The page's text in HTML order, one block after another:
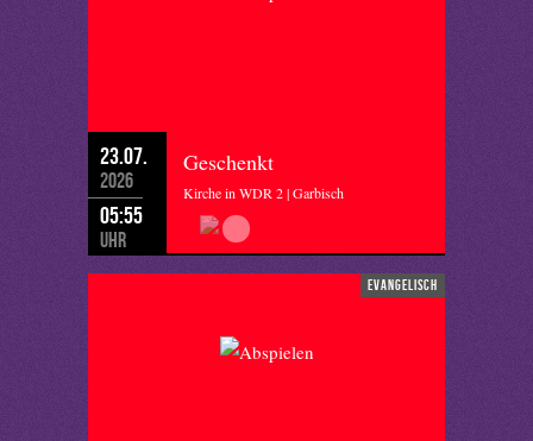
23.07.
2026
05:55
Uhr
Geschenkt
Kirche in WDR 2 | Garbisch
evangelisch